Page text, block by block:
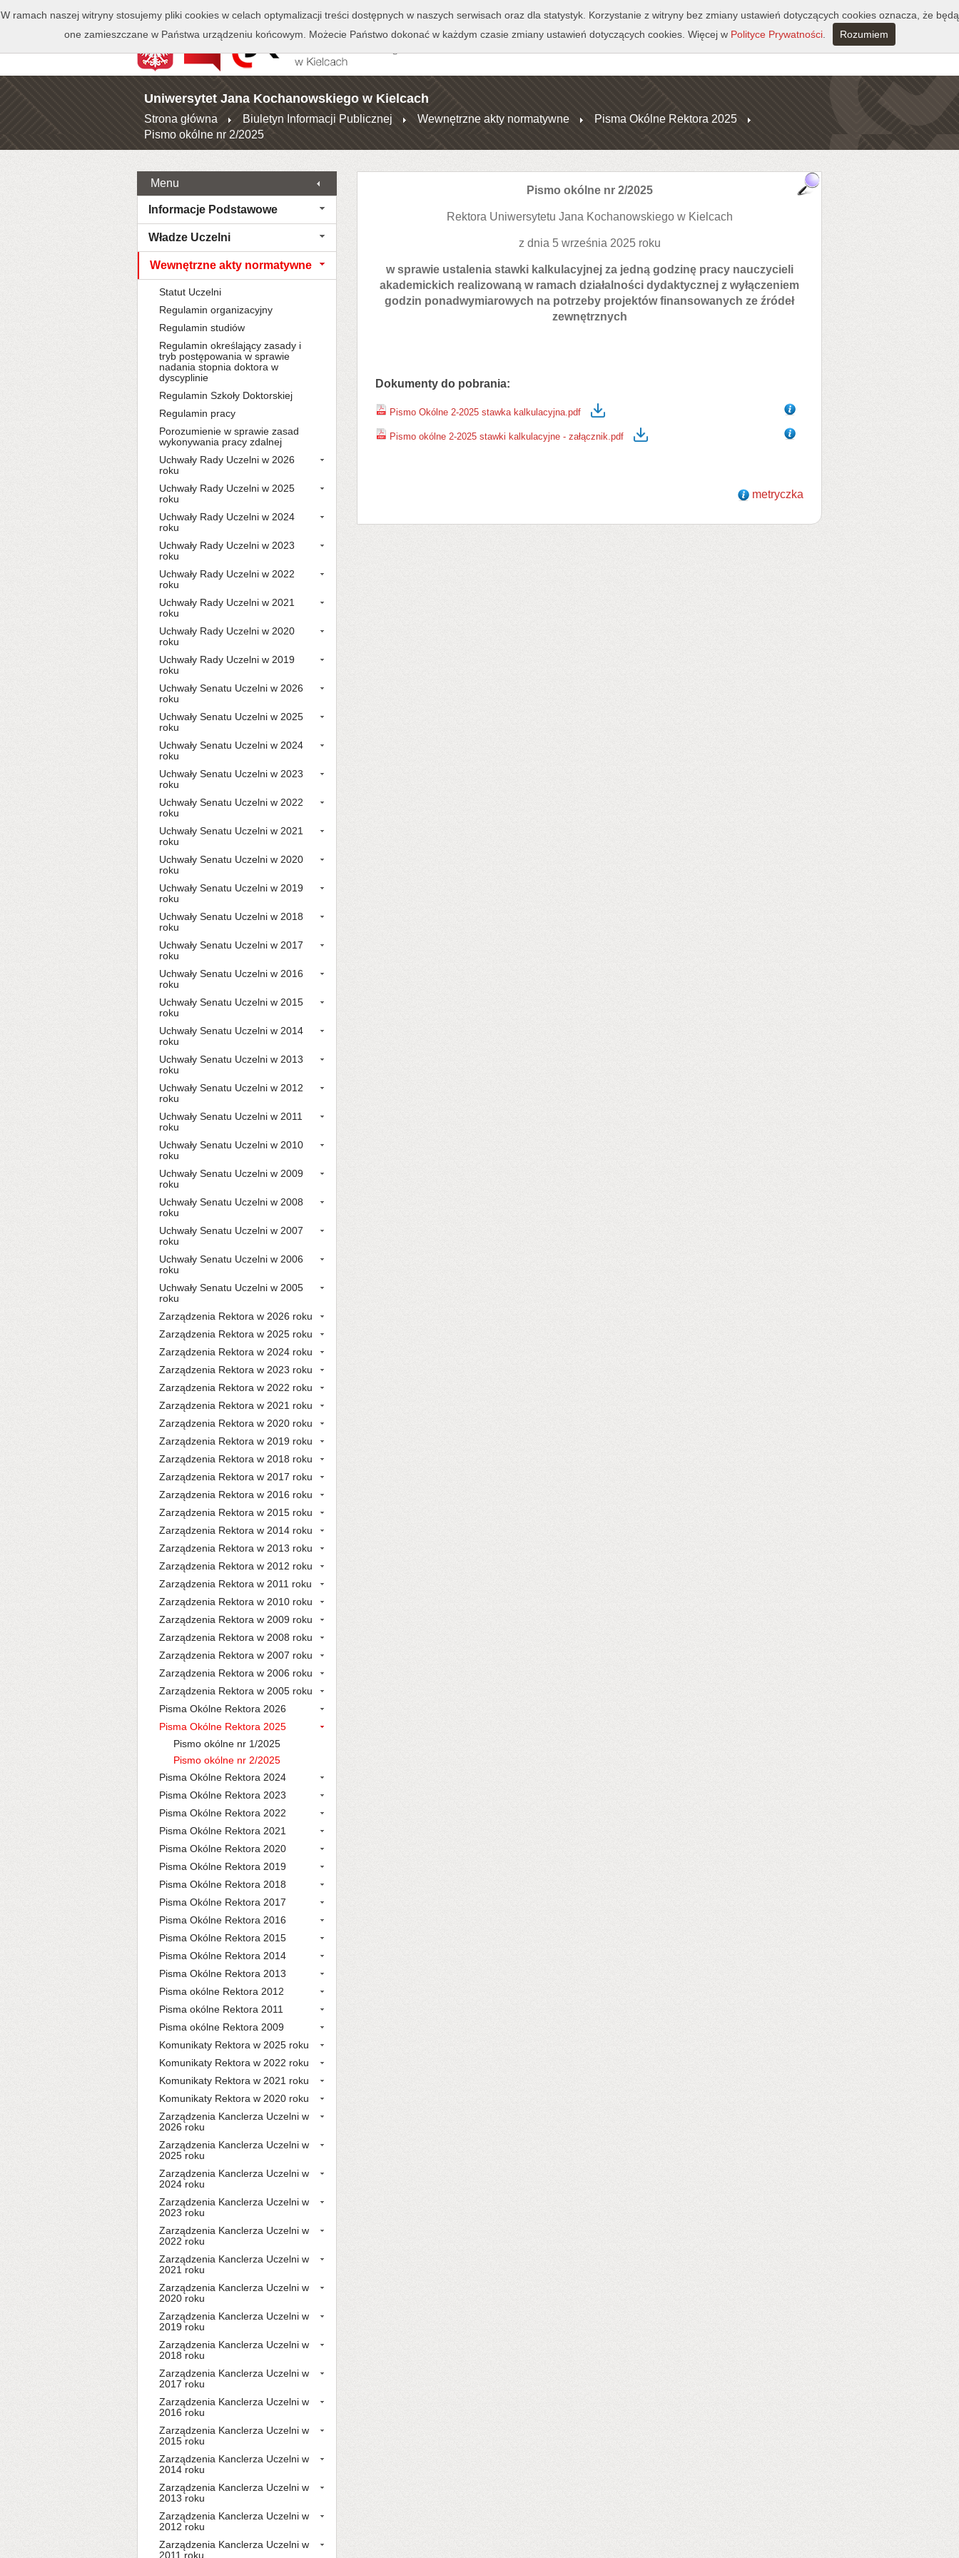
Kontakt Biblioteka Wydawnictwo Wirtualna Uczelnia A A A A
Uniwersytet Jana Kochanowskiego w Kielcach
Strona główna Biuletyn Informacji Publicznej Wewnętrzne akty normatywne
Pisma Okólne Rektora 2025
Pismo okólne nr 2/2025
Menu
Informacje Podstawowe
Władze Uczelni
Wewnętrzne akty normatywne
Statut Uczelni
Regulamin organizacyjny
Regulamin studiów
Regulamin określający zasady i
tryb postępowania w sprawie
nadania stopnia doktora w
dyscyplinie
Regulamin Szkoły Doktorskiej
Regulamin pracy
Porozumienie w sprawie zasad
wykonywania pracy zdalnej
Uchwały Rady Uczelni w 2026
roku
Uchwały Rady Uczelni w 2025
roku
Uchwały Rady Uczelni w 2024
roku
Uchwały Rady Uczelni w 2023
roku
Uchwały Rady Uczelni w 2022
roku
Uchwały Rady Uczelni w 2021
roku
Uchwały Rady Uczelni w 2020
roku
Uchwały Rady Uczelni w 2019
roku
Uchwały Senatu Uczelni w 2026
roku
Uchwały Senatu Uczelni w 2025
roku
Uchwały Senatu Uczelni w 2024
roku
Uchwały Senatu Uczelni w 2023
roku
Uchwały Senatu Uczelni w 2022
roku
Uchwały Senatu Uczelni w 2021
roku
Uchwały Senatu Uczelni w 2020
roku
Uchwały Senatu Uczelni w 2019
roku
Uchwały Senatu Uczelni w 2018
roku
Uchwały Senatu Uczelni w 2017
roku
Uchwały Senatu Uczelni w 2016
roku
Uchwały Senatu Uczelni w 2015
roku
Uchwały Senatu Uczelni w 2014
roku
Uchwały Senatu Uczelni w 2013
roku
Uchwały Senatu Uczelni w 2012
roku
Uchwały Senatu Uczelni w 2011
roku
Uchwały Senatu Uczelni w 2010
roku
Uchwały Senatu Uczelni w 2009
roku
Uchwały Senatu Uczelni w 2008
roku
Uchwały Senatu Uczelni w 2007
roku
Uchwały Senatu Uczelni w 2006
roku
Uchwały Senatu Uczelni w 2005
roku
Zarządzenia Rektora w 2026 roku
Zarządzenia Rektora w 2025 roku
Zarządzenia Rektora w 2024 roku
Zarządzenia Rektora w 2023 roku
Zarządzenia Rektora w 2022 roku
Zarządzenia Rektora w 2021 roku
Zarządzenia Rektora w 2020 roku
Zarządzenia Rektora w 2019 roku
Zarządzenia Rektora w 2018 roku
Zarządzenia Rektora w 2017 roku
Zarządzenia Rektora w 2016 roku
Zarządzenia Rektora w 2015 roku
Zarządzenia Rektora w 2014 roku
Zarządzenia Rektora w 2013 roku
Zarządzenia Rektora w 2012 roku
Zarządzenia Rektora w 2011 roku
Zarządzenia Rektora w 2010 roku
Zarządzenia Rektora w 2009 roku
Zarządzenia Rektora w 2008 roku
Zarządzenia Rektora w 2007 roku
Zarządzenia Rektora w 2006 roku
Zarządzenia Rektora w 2005 roku
Pisma Okólne Rektora 2026
Pisma Okólne Rektora 2025
Pismo okólne nr 1/2025
Pismo okólne nr 2/2025
Pisma Okólne Rektora 2024
Pisma Okólne Rektora 2023
Pisma Okólne Rektora 2022
Pisma Okólne Rektora 2021
Pisma Okólne Rektora 2020
Pisma Okólne Rektora 2019
Pisma Okólne Rektora 2018
Pisma Okólne Rektora 2017
Pisma Okólne Rektora 2016
Pisma Okólne Rektora 2015
Pisma Okólne Rektora 2014
Pisma Okólne Rektora 2013
Pisma okólne Rektora 2012
Pisma okólne Rektora 2011
Pisma okólne Rektora 2009
Komunikaty Rektora w 2025 roku
Komunikaty Rektora w 2022 roku
Komunikaty Rektora w 2021 roku
Komunikaty Rektora w 2020 roku
Zarządzenia Kanclerza Uczelni w
2026 roku
Zarządzenia Kanclerza Uczelni w
2025 roku
Zarządzenia Kanclerza Uczelni w
2024 roku
Zarządzenia Kanclerza Uczelni w
2023 roku
Zarządzenia Kanclerza Uczelni w
2022 roku
Zarządzenia Kanclerza Uczelni w
2021 roku
Zarządzenia Kanclerza Uczelni w
2020 roku
Zarządzenia Kanclerza Uczelni w
2019 roku
Zarządzenia Kanclerza Uczelni w
2018 roku
Zarządzenia Kanclerza Uczelni w
2017 roku
Zarządzenia Kanclerza Uczelni w
2016 roku
Zarządzenia Kanclerza Uczelni w
2015 roku
Zarządzenia Kanclerza Uczelni w
2014 roku
Zarządzenia Kanclerza Uczelni w
2013 roku
Zarządzenia Kanclerza Uczelni w
2012 roku
Zarządzenia Kanclerza Uczelni w
2011 roku
Pismo okólne nr 2/2025
Rektora Uniwersytetu Jana Kochanowskiego w Kielcach
z dnia 5 września 2025 roku
w sprawie ustalenia stawki kalkulacyjnej za jedną godzinę pracy nauczycieli
akademickich realizowaną w ramach działalności dydaktycznej z wyłączeniem
godzin ponadwymiarowych na potrzeby projektów finansowanych ze źródeł
zewnętrznych
Dokumenty do pobrania:
Pismo Okólne 2-2025 stawka kalkulacyjna.pdf
Pismo okólne 2-2025 stawki kalkulacyjne - załącznik.pdf
metryczka
W ramach naszej witryny stosujemy pliki cookies w celach optymalizacji treści dostępnych w naszych serwisach oraz dla statystyk. Korzystanie z witryny bez zmiany ustawień dotyczących cookies oznacza, że będą
one zamieszczane w Państwa urządzeniu końcowym. Możecie Państwo dokonać w każdym czasie zmiany ustawień dotyczących cookies. Więcej w Polityce Prywatności. Rozumiem